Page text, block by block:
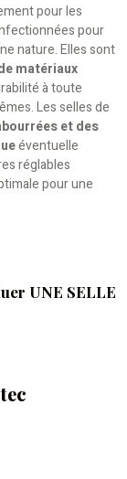
pour les
pour
nature. Elles sont
matériaux
à toute
Les selles de
et des
éventuelle
réglables
pour une
UNE SELLE